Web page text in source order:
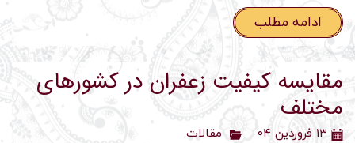
ادامه مطلب
مقایسه کیفیت زعفران در کشورهای
مختلف
۱۳ فروردین ۰۴ مقالات